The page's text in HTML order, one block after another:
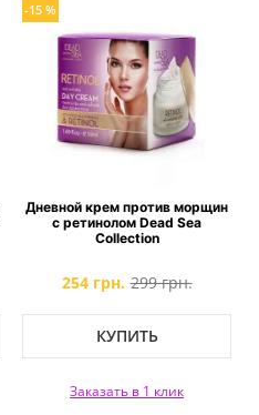
-15 %
Дневной крем против морщин
с ретинолом Dead Sea
Collection
254 грн. 299 грн.
КУПИТЬ
Заказать в 1 клик